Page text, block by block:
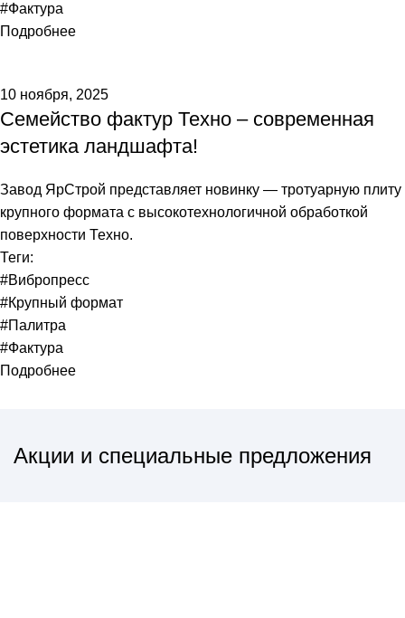
#Фактура
Подробнее
10 ноября, 2025
Семейство фактур Техно – современная
эстетика ландшафта!
Завод ЯрСтрой представляет новинку — тротуарную плиту
крупного формата с высокотехнологичной обработкой
поверхности Техно.
Теги:
#Вибропресс
#Крупный формат
#Палитра
#Фактура
Подробнее
Акции и специальные предложения